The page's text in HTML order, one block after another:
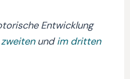
Entwicklung
undim dritten